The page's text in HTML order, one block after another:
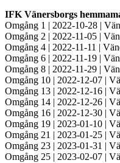
IFK Vänersborgs
Omgång 1 | 2022-10-28 |
Omgång 2 | 2022-11-05 |
Omgång 4 | 2022-11-11 |
Omgång 6 | 2022-11-19 |
Omgång 8 | 2022-11-29 |
Omgång 10 | 2022-12-07 |
Omgång 13 | 2022-12-16 |
Omgång 14 | 2022-12-26 |
Omgång 16 | 2022-12-30 |
Omgång 19 | 2023-01-10 |
Omgång 21 | 2023-01-25 |
Omgång 23 | 2023-01-31 |
Omgång 25 | 2023-02-07 |